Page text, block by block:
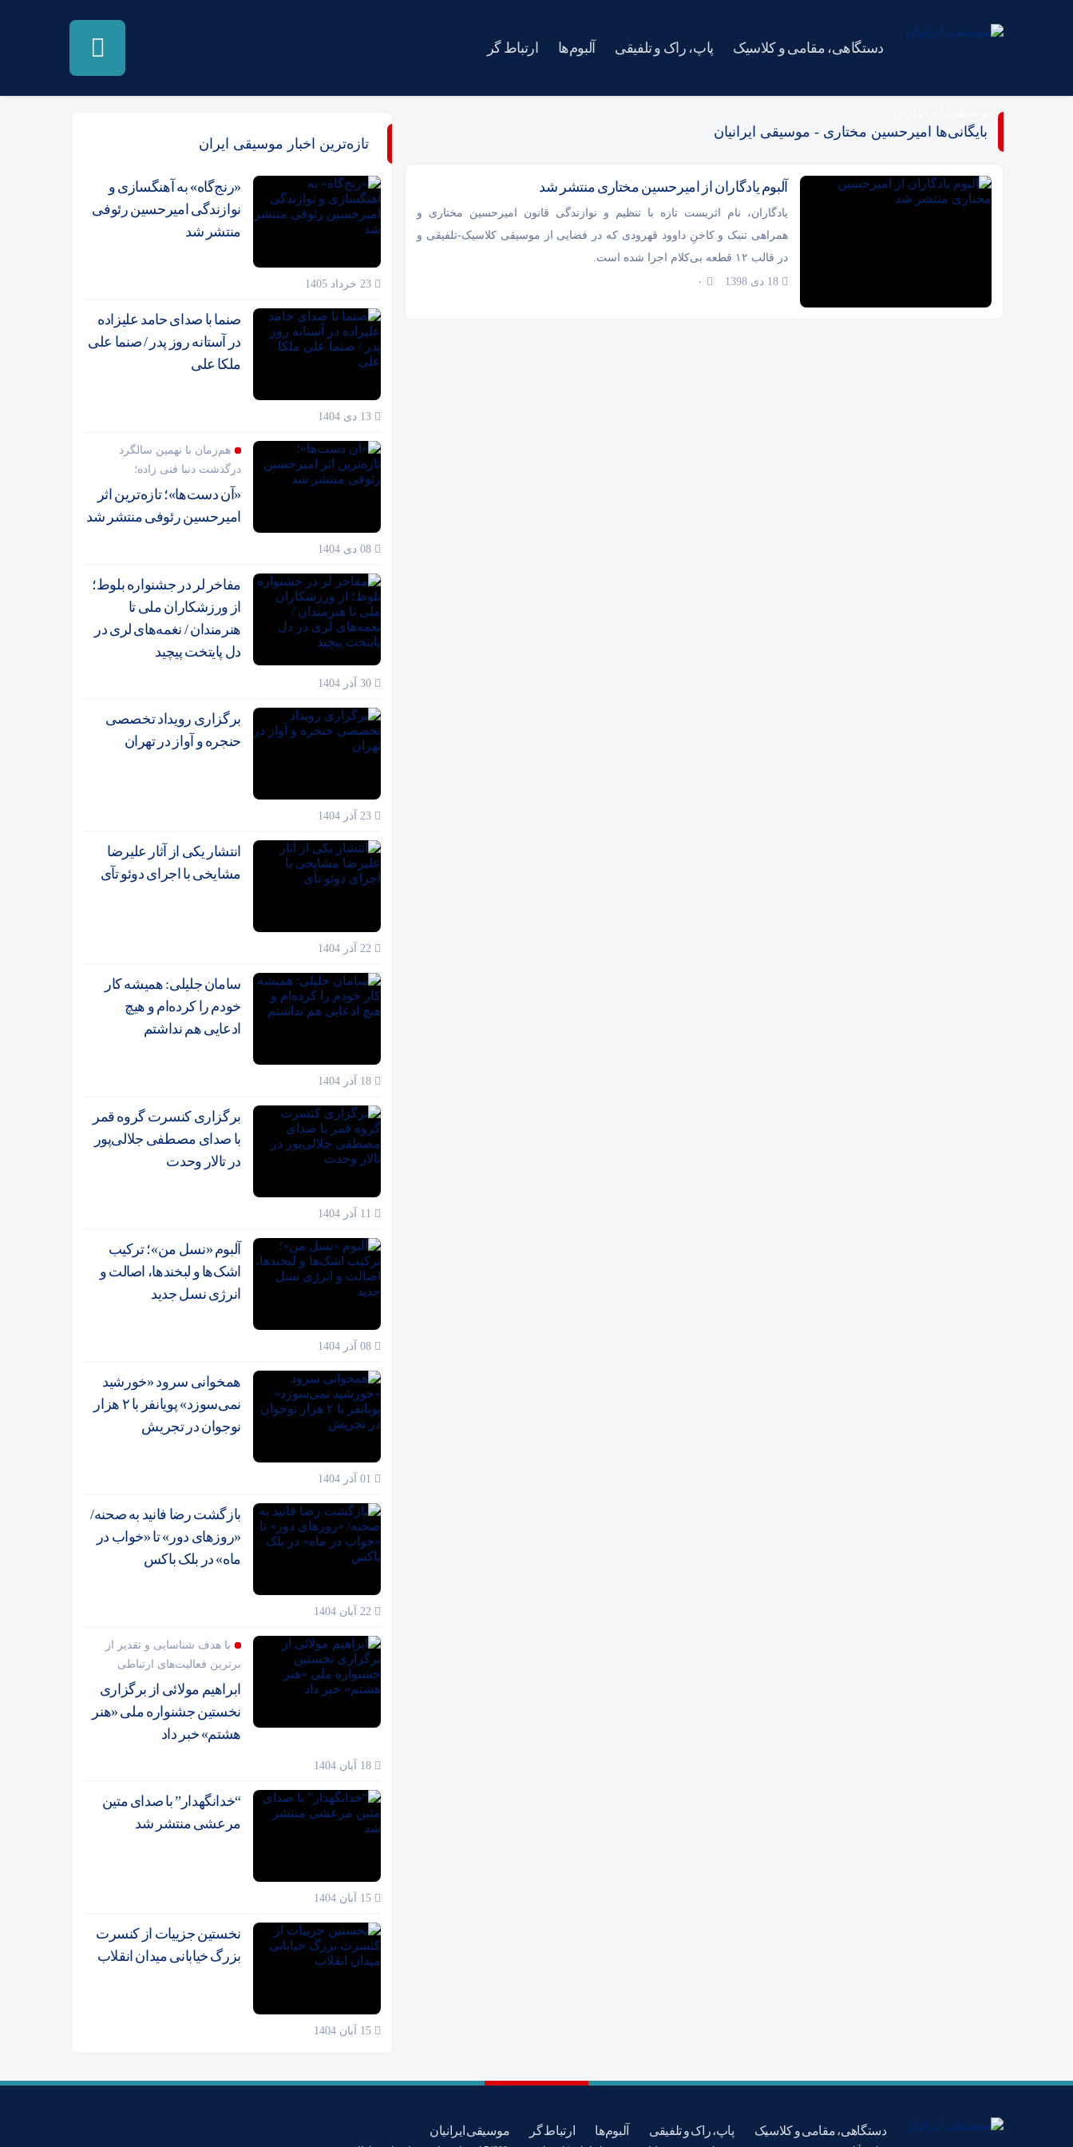
دستگاهی، مقامی و کلاسیک پاپ، راک و تلفیقی آلبوم‌ها ارتباط گر
بایگانی‌ها امیرحسین مختاری - موسیقی ایرانیان
آلبوم یادگاران از امیرحسین مختاری منتشر شد
یادگاران، نام اثریست تازه با تنظیم و نوازندگی قانون امیرحسین مختاری و
همراهی تنبک و کاخنِ داوود قهرودی که در فضایی از موسیقی کلاسیک-تلفیقی و
در قالب ۱۲ قطعه بی‌کلام اجرا شده است.
۰
تازه‌ترین اخبار موسیقی ایران
«رنج‌گاه» به آهنگسازی و
نوازندگی امیرحسین رئوفی
منتشر شد
صنما با صدای حامد علیزاده
در آستانه روز پدر / صنما علی
ملکا علی
هم‌زمان با نهمین سالگرد
درگذشت دنیا فنی زاده؛
«آن دست‌ها»؛ تازه‌ترین اثر
امیرحسین رئوفی منتشر شد
مفاخر لر در جشنواره بلوط؛
از ورزشکاران ملی تا
هنرمندان / نغمه‌های لری در
دل پایتخت پیچید
برگزاری رویداد تخصصی
حنجره و آواز در تهران
انتشار یکی از آثار علیرضا
مشایخی با اجرای دوئو تآی
سامان جلیلی: همیشه کار
خودم را کرده‌ام و هیچ
ادعایی هم نداشتم
برگزاری کنسرت گروه قمر
با صدای مصطفی جلالی‌پور
در تالار وحدت
آلبوم «نسل من»؛ ترکیب
اشک‌ها و لبخندها، اصالت و
انرژی نسل جدید
همخوانی سرود «خورشید
نمی‌سوزد» پویانفر با ۲ هزار
نوجوان در تجریش
بازگشت رضا فانید به صحنه/
«روزهای دور» تا «خواب در
ماه» در بلک باکس
با هدف شناسایی و تقدیر از
برترین فعالیت‌های ارتباطی
ابراهیم مولائی از برگزاری
نخستین جشنواره ملی «هنر
هشتم» خبر داد
“خدانگهدار” با صدای متین
مرعشی منتشر شد
نخستین جزییات از کنسرت
بزرگ خیابانی میدان انقلاب
دستگاهی، مقامی و کلاسیک پاپ، راک و تلفیقی آلبوم‌ها ارتباط گر موسیقی ایرانیان